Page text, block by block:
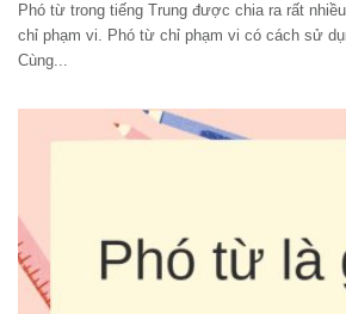
Phó từ trong tiếng Trung được chia ra rất
chỉ phạm vi. Phó từ chỉ phạm vi có cách sử
Cùng...